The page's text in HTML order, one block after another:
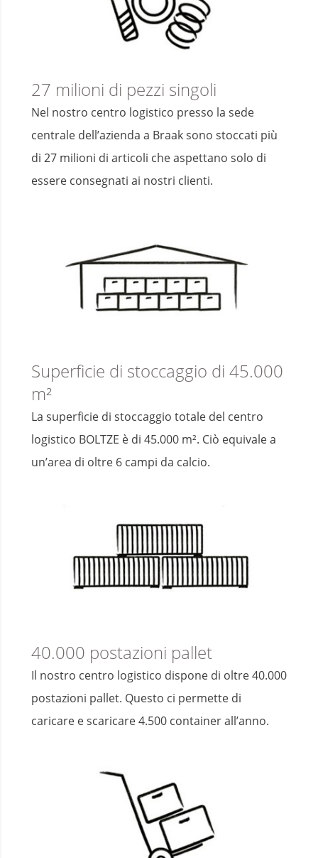
27 milioni di pezzi singoli
Nel nostro centro logistico presso la sede
centrale dell’azienda a Braak sono stoccati più
di 27 milioni di articoli che aspettano solo di
essere consegnati ai nostri clienti.
Superficie di stoccaggio di 45.000
m²
La superficie di stoccaggio totale del centro
logistico BOLTZE è di 45.000 m². Ciò equivale a
un’area di oltre 6 campi da calcio.
40.000 postazioni pallet
Il nostro centro logistico dispone di oltre 40.000
postazioni pallet. Questo ci permette di
caricare e scaricare 4.500 container all’anno.